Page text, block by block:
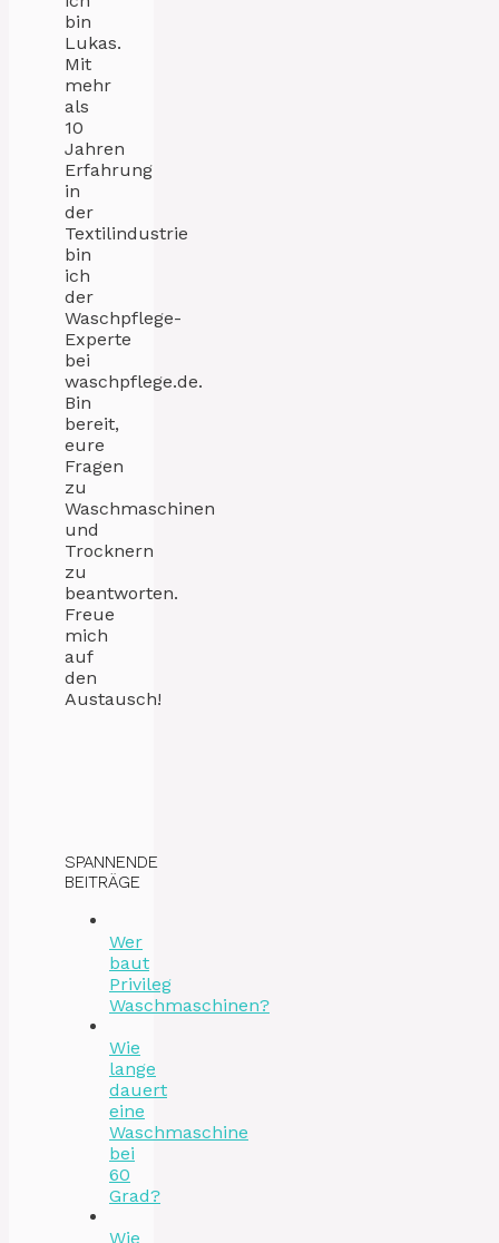
bin
Lukas.
Mit
mehr
als
10
Jahren
Erfahrung
in
der
Textilindustrie
bin
ich
der
Waschpflege-
Experte
bei
waschpflege.de.
Bin
bereit,
eure
Fragen
zu
Waschmaschinen
und
Trocknern
zu
beantworten.
Freue
mich
auf
den
Austausch!
SPANNENDE
BEITRÄGE
Wer
baut
Privileg
Waschmaschinen?
Wie
lange
dauert
eine
Waschmaschine
bei
60
Grad?
Wie